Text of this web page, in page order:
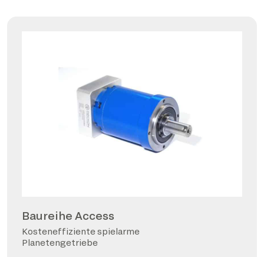
Baureihe Access
Kosteneffiziente spielarme
Planetengetriebe